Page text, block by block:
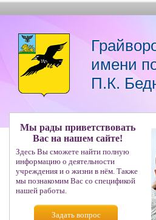
имени
П.К.
Мы рады приветствовать
Вас на нашем сайте!
Здесь Вы сможете найти полную
информацию о деятельности
учреждения и о жизни в нём. Также
мы познакомим Вас со спецификой
нашей работы.
Задать вопрос